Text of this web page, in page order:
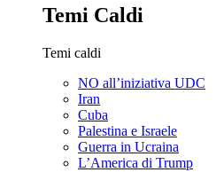
Temi Caldi
Temi caldi
NO all’iniziativa UDC
Iran
Cuba
Palestina e Israele
Guerra in Ucraina
L’America di Trump